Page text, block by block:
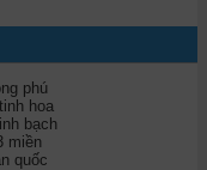
phú
hoa
bạch
miền
quốc